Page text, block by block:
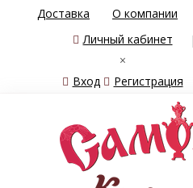
Доставка О компании
Личный кабинет
×
Вход
Регистрация